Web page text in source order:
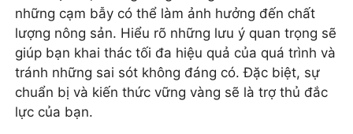
những cạm bẫy có thể làm ảnh hưởng đến chất
lượng nông sản. Hiểu rõ những lưu ý quan trọng sẽ
giúp bạn khai thác tối đa hiệu quả của quá trình và
tránh những sai sót không đáng có. Đặc biệt, sự
chuẩn bị và kiến thức vững vàng sẽ là trợ thủ đắc
lực của bạn.